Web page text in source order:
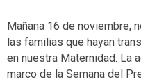
Mañana 16 de noviembre,
las familias que hayan
en nuestra Maternidad. La
marco de la Semana del